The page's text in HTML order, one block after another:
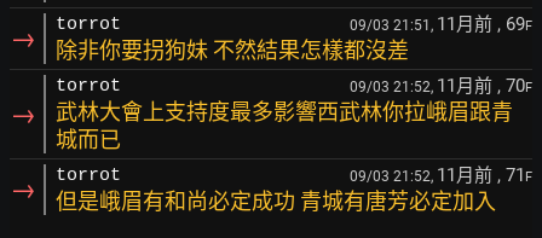
→ torrot 09/03 21:51, 11月前 , 69F
除非你要拐狗妹 不然結果怎樣都沒差
→
torrot 09/03 21:52, 11月前 , 70F
武林大會上支持度最多影響西武林你拉峨眉跟青
城而已
→ torrot 09/03 21:52, 11月前 , 71 F
但是峨眉有和尚必定成功 青城有唐芳必定加入